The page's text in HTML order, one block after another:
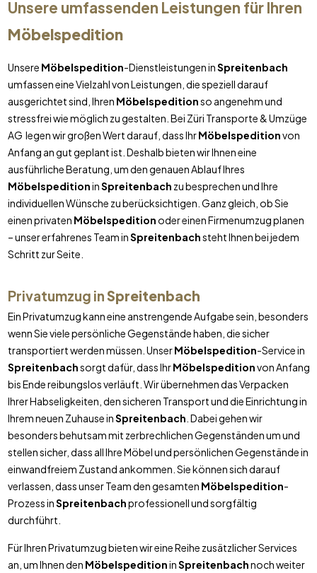
Unsere umfassenden Leistungen für Ihren
Möbelspedition
Unsere Möbelspedition-Dienstleistungen inSpreitenbach
umfassen eine Vielzahl von Leistungen, die speziell darauf
ausgerichtet sind, Ihren Möbelspeditionso angenehm und
stressfrei wie möglich zu gestalten. Bei Züri Transporte & Umzüge
AG legen wir großen Wert darauf, dass IhrMöbelspeditionvon
Anfang an gut geplant ist. Deshalb bieten wir Ihnen eine
ausführliche Beratung, um den genauen Ablauf Ihres
MöbelspeditioninSpreitenbach zu besprechen und Ihre
individuellen Wünsche zu berücksichtigen. Ganz gleich, ob Sie
einen privaten Möbelspeditionoder einen Firmenumzug planen
– unser erfahrenes Team inSpreitenbachsteht Ihnen bei jedem
Schritt zur Seite.
Privatumzug inSpreitenbach
Ein Privatumzug kann eine anstrengende Aufgabe sein, besonders
wenn Sie viele persönliche Gegenstände haben, die sicher
transportiert werden müssen. UnserMöbelspedition-Service in
Spreitenbachsorgt dafür, dass IhrMöbelspeditionvon Anfang
bis Ende reibungslos verläuft. Wir übernehmen das Verpacken
Ihrer Habseligkeiten, den sicheren Transport und die Einrichtung in
Ihrem neuen Zuhause inSpreitenbach . Dabei gehen wir
besonders behutsam mit zerbrechlichen Gegenständen um und
stellen sicher, dass all Ihre Möbel und persönlichen Gegenstände in
einwandfreiem Zustand ankommen. Sie können sich darauf
verlassen, dass unser Team den gesamten Möbelspedition-
Prozess inSpreitenbachprofessionell und sorgfältig
durchführt.
Für Ihren Privatumzug bieten wir eine Reihe zusätzlicher Services
an, um Ihnen den MöbelspeditioninSpreitenbachnoch weiter